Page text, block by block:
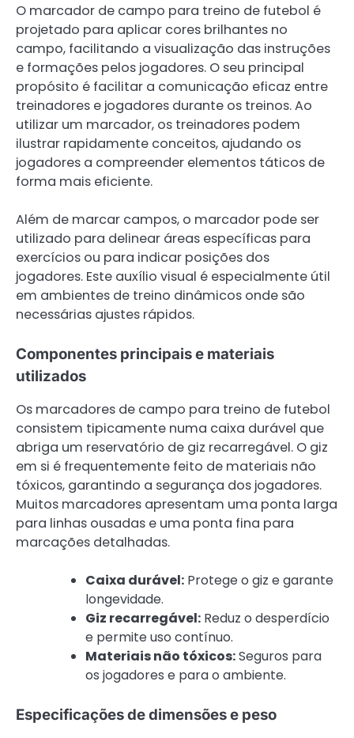
O marcador de campo para treino de futebol é
projetado para aplicar cores brilhantes no
campo, facilitando a visualização das instruções
e formações pelos jogadores. O seu principal
propósito é facilitar a comunicação eficaz entre
treinadores e jogadores durante os treinos. Ao
utilizar um marcador, os treinadores podem
ilustrar rapidamente conceitos, ajudando os
jogadores a compreender elementos táticos de
forma mais eficiente.
Além de marcar campos, o marcador pode ser
utilizado para delinear áreas específicas para
exercícios ou para indicar posições dos
jogadores. Este auxílio visual é especialmente útil
em ambientes de treino dinâmicos onde são
necessárias ajustes rápidos.
Componentes principais e materiais
utilizados
Os marcadores de campo para treino de futebol
consistem tipicamente numa caixa durável que
abriga um reservatório de giz recarregável. O giz
em si é frequentemente feito de materiais não
tóxicos, garantindo a segurança dos jogadores.
Muitos marcadores apresentam uma ponta larga
para linhas ousadas e uma ponta fina para
marcações detalhadas.
Caixa durável: Protege o giz e garante
longevidade.
Giz recarregável: Reduz o desperdício
e permite uso contínuo.
Materiais não tóxicos:Seguros para
os jogadores e para o ambiente.
Especificações de dimensões e peso